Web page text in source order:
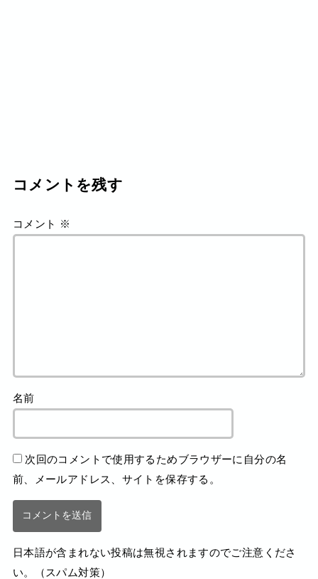
コメントを残す
コメント ※
名前
次回のコメントで使用するためブラウザーに自分の名
前、メールアドレス、サイトを保存する。
日本語が含まれない投稿は無視されますのでご注意くださ
い。（スパム対策）